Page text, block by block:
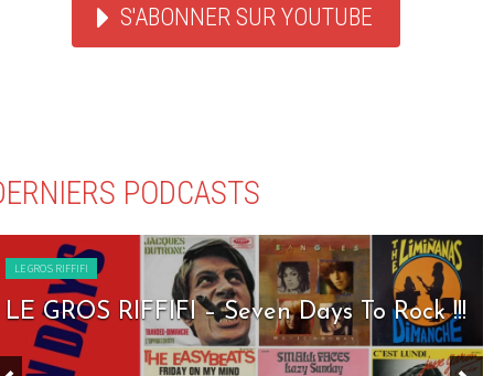
S'ABONNER SUR YOUTUBE
PODCASTS
LE GROS RIFFIFI
LE GROS RIFFIFI – Seven Days To Rock !!!